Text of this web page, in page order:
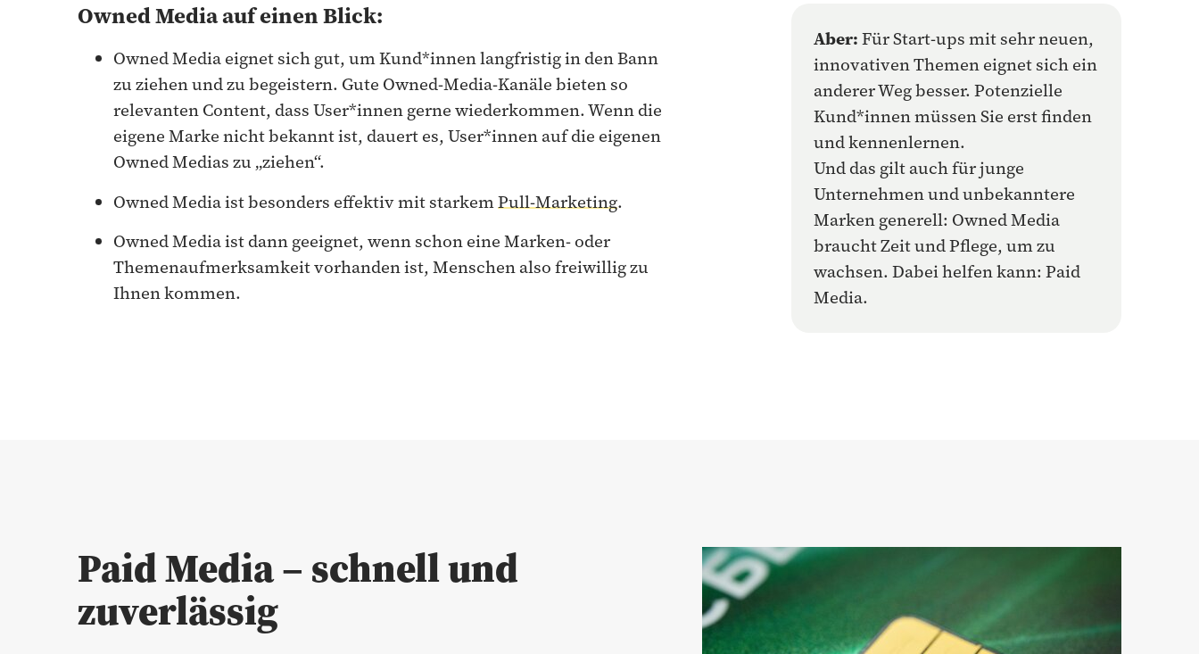
Owned Media auf einen Blick:
Owned Media eignet sich gut, um Kund*innen langfristig in den Bann
zu ziehen und zu begeistern. Gute Owned-Media-Kanäle bieten so
relevanten Content, dass User*innen gerne wiederkommen. Wenn die
eigene Marke nicht bekannt ist, dauert es, User*innen auf die eigenen
Owned Medias zu „ziehen“.
Owned Media ist besonders effektiv mit starkemPull-Marketing.
Owned Media ist dann geeignet, wenn schon eine Marken- oder
Themenaufmerksamkeit vorhanden ist, Menschen also freiwillig zu
Ihnen kommen.
Aber:Für Start-ups mit sehr neuen,
innovativen Themen eignet sich ein
anderer Weg besser. Potenzielle
Kund*innen müssen Sie erst finden
und kennenlernen.
Und das gilt auch für junge
Unternehmen und unbekanntere
Marken generell: Owned Media
braucht Zeit und Pflege, um zu
wachsen. Dabei helfen kann: Paid
Media.
Paid Media – schnell und
zuverlässig